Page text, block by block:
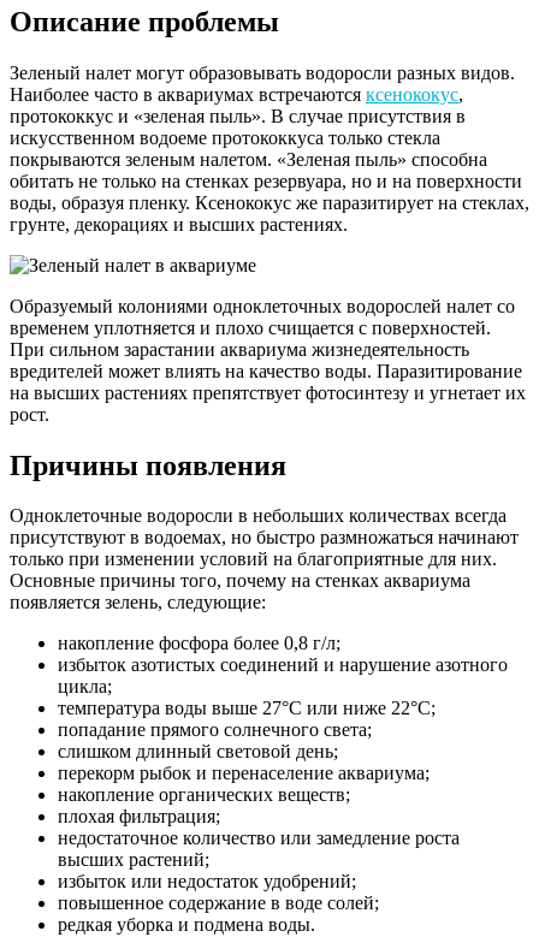
Описание проблемы
Зеленый налет могут образовывать водоросли разных видов.
Наиболее часто в аквариумах встречаются ксенококус,
протококкус и «зеленая пыль». В случае присутствия в
искусственном водоеме протококкуса только стекла
покрываются зеленым налетом. «Зеленая пыль» способна
обитать не только на стенках резервуара, но и на поверхности
воды, образуя пленку. Ксенококус же паразитирует на стеклах,
грунте, декорациях и высших растениях.
Образуемый колониями одноклеточных водорослей налет со
временем уплотняется и плохо счищается с поверхностей.
При сильном зарастании аквариума жизнедеятельность
вредителей может влиять на качество воды. Паразитирование
на высших растениях препятствует фотосинтезу и угнетает их
рост.
Причины появления
Одноклеточные водоросли в небольших количествах всегда
присутствуют в водоемах, но быстро размножаться начинают
только при изменении условий на благоприятные для них.
Основные причины того, почему на стенках аквариума
появляется зелень, следующие:
накопление фосфора более 0,8 г/л;
избыток азотистых соединений и нарушение азотного
цикла;
температура воды выше 27°С или ниже 22°С;
попадание прямого солнечного света;
слишком длинный световой день;
перекорм рыбок и перенаселение аквариума;
накопление органических веществ;
плохая фильтрация;
недостаточное количество или замедление роста
высших растений;
избыток или недостаток удобрений;
повышенное содержание в воде солей;
редкая уборка и подмена воды.